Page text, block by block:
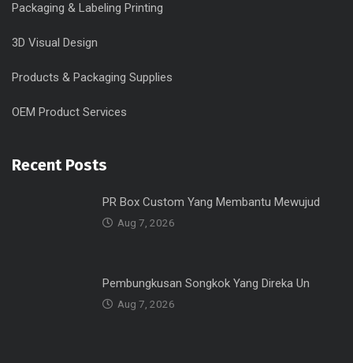
Packaging & Labeling Printing
3D Visual Design
Products & Packaging Supplies
OEM Product Services
Recent Posts
PR Box Custom Yang Membantu Mewujud
Aug 7, 2026
Pembungkusan Songkok Yang Direka Un
Aug 7, 2026